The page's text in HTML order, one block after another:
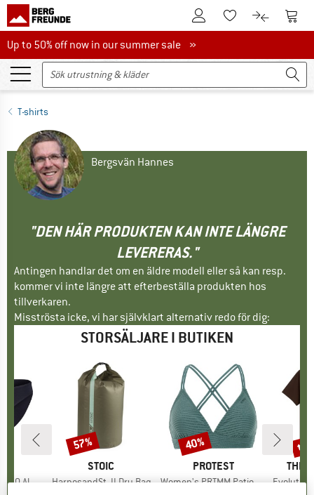
Till kundkontotTill minneslistan.
Till Till
Up to 50% off now in our summer sale
Up to 50% off now in our summer sale »
T-shirts
Bergsvän Hannes
"DEN HÄR PRODUKTEN KAN INTE LÄNGRE
LEVERERAS."
Antingen handlar det om en äldre modell eller så kan resp.
kommer vi inte längre att efterbeställa produkten hos
tillverkaren.
Misströsta icke, vi har självklart alternativ redo för dig:
STORSÄLJARE I BUTIKEN
Brief
VARUMÄRKE
STOIC
Produkter
HarnosandSt. II Dry Bag
Rabatt
57%
VARUMÄRKE
PROTEST
Produkter
Women's PRTMM Patio Triangle
Rabatt
40%
THE
Produkter
Evolution
till